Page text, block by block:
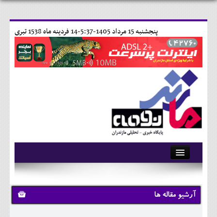
14 فردينه ماه 1538 تبری پنجشنبه 15 مرداد 1405-5:37-
آرشیو
تماس با ما
وبلاگ
آرشیو مقاله ها